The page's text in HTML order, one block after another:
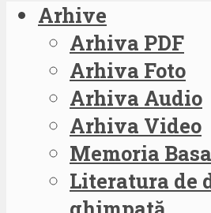
Arhive
Arhiva PDF
Arhiva Foto
Arhiva Audio
Arhiva Video
Memoria
Literatura de